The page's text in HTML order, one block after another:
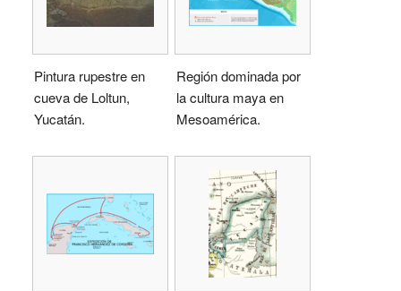
Pintura rupestre en
cueva de Loltun,
Yucatán.
Región dominada por
la cultura maya en
Mesoamérica.